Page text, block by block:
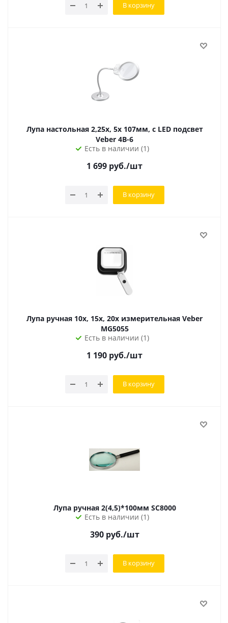
В корзину
Лупа настольная 2,25х, 5х 107мм, с LED подсвет
Veber 4B-6
Есть в наличии (1)
1 699 руб./шт
В корзину
Лупа ручная 10x, 15x, 20x измерительная Veber
MG5055
Есть в наличии (1)
1 190 руб./шт
В корзину
Лупа ручная 2(4,5)*100мм SC8000
Есть в наличии (1)
390руб./шт
В корзину